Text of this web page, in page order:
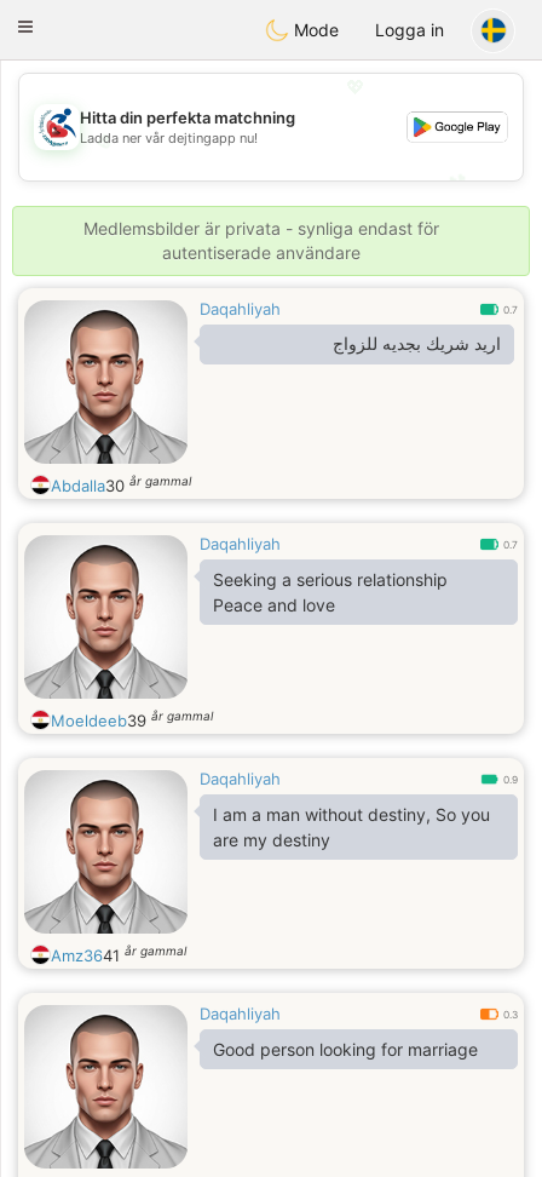
Handi Space
Toggle
Mode Logga in
💖
💕
Hitta din perfekta matchning
Ladda ner vår dejtingapp nu!
Medlemsbilder är privata - synliga endast för
autentiserade användare
Daqahliyah 0.7
اريد شريك بجديه للزواج
Abdalla30 år gammal
Daqahliyah 0.7
Seeking a serious relationship
Peace and love
Moeldeeb39 år gammal
Daqahliyah 0.9
I am a man without destiny, So you
are my destiny
Amz3641 år gammal
Daqahliyah 0.3
Good person looking for marriage